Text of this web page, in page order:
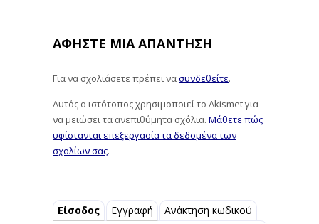
ΑΦΉΣΤΕ ΜΙΑ ΑΠΆΝΤΗΣΗ
Για να σχολιάσετε πρέπει νασυνδεθείτε.
Αυτός ο ιστότοπος χρησιμοποιεί το Akismet για
να μειώσει τα ανεπιθύμητα σχόλια. Μάθετε πώς
υφίστανται επεξεργασία τα δεδομένα των
σχολίων σας.
Είσοδος Εγγραφή Ανάκτηση κωδικού